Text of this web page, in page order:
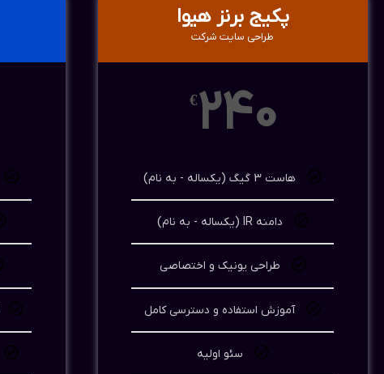
پکیج برنز هیوا
طراحی سایت شرکت
€240
هاست 3 گیگ (یکساله - به نام)
دامنه IR (یکساله - به نام)
طراحی یونیک و اختصاصی
آموزش استفاده و دسترسی کامل
سئو اولیه